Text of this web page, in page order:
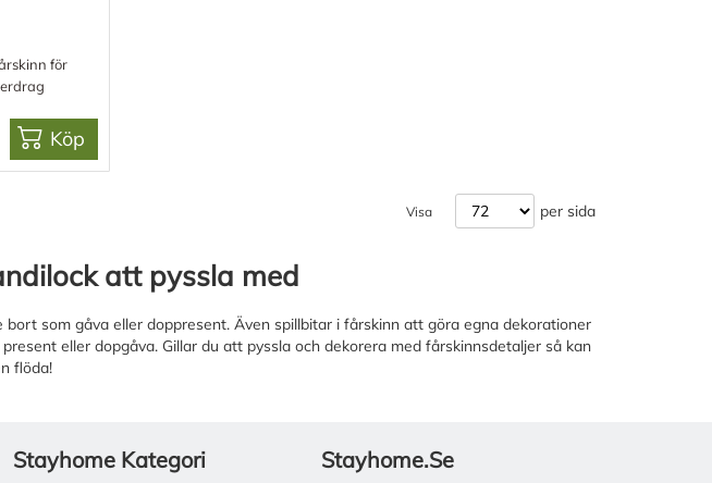
för
Köp
Visa per sida
att pyssla med
som gåva eller doppresent. Även spillbitar i fårskinn att göra egna dekorationer
eller dopgåva. Gillar du att pyssla och dekorera med fårskinnsdetaljer så kan
flöda!
Stayhome Kategori Stayhome.se